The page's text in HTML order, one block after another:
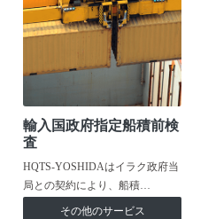
輸入国政府指定船積前検
査
HQTS-YOSHIDAはイラク政府当
局との契約により、船積…
その他のサービス